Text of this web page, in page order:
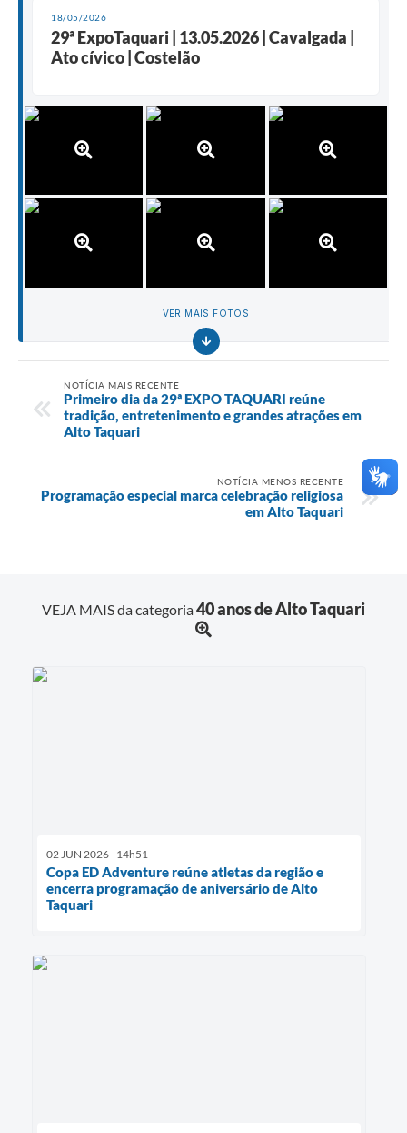
18/05/2026
29ª ExpoTaquari | 13.05.2026 | Cavalgada |
Ato cívico | Costelão
VER MAIS FOTOS
NOTÍCIA MAIS RECENTE
Primeiro dia da 29ª EXPO TAQUARI reúne
tradição, entretenimento e grandes atrações em
Alto Taquari
NOTÍCIA MENOS RECENTE
Programação especial marca celebração religiosa
em Alto Taquari
VEJA MAIS da categoria40 anos de Alto Taquari
02 JUN 2026 - 14h51
Copa ED Adventure reúne atletas da região e
encerra programação de aniversário de Alto
Taquari